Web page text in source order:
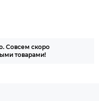
Совсем скоро
товарами!